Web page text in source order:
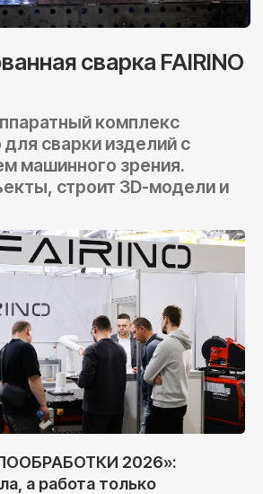
2026»:
а работа только